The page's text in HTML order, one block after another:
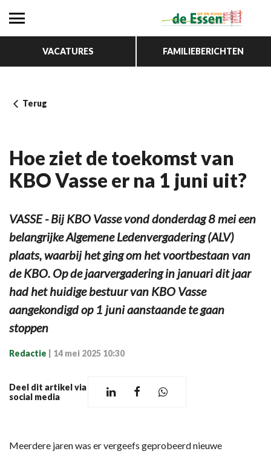
VACATURES FAMILIEBERICHTEN
Terug
Hoe ziet de toekomst van
KBO Vasse er na 1 juni uit?
VASSE - Bij KBO Vasse vond donderdag 8 mei een
belangrijke Algemene Ledenvergadering (ALV)
plaats, waarbij het ging om het voortbestaan van
de KBO. Op de jaarvergadering in januari dit jaar
had het huidige bestuur van KBO Vasse
aangekondigd op 1 juni aanstaande te gaan
stoppen
Redactie 14 mei 2025 10:30
Deel dit artikel via
social media
Meerdere jaren was er vergeefs geprobeerd nieuwe